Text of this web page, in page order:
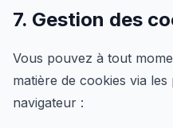
7. Gestion des
Vous pouvez à tout
matière de cookies via
navigateur :